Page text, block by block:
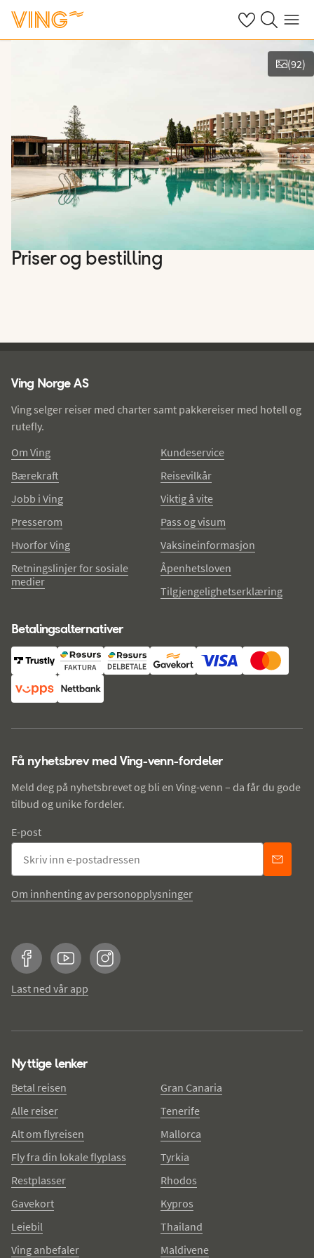
Se dine sparte
Søk påMeny
Vis bilder
(92)
Priser og bestilling
Ving Norge AS
Ving selger reiser med charter samt pakkereiser med hotell og
rutefly.
Om Ving
Bærekraft
Jobb i Ving
Presserom
Hvorfor Ving
Retningslinjer for sosiale
medier
Kundeservice
Reisevilkår
Viktig å vite
Pass og visum
Vaksineinformasjon
Åpenhetsloven
Tilgjengelighetserklæring
Betalingsalternativer
Få nyhetsbrev med Ving-venn-fordeler
Meld deg på nyhetsbrevet og bli en Ving-venn – da får du gode
tilbud og unike fordeler.
E-post
Om innhenting av personopplysninger
FacebookYouTubeInstagram
Last ned vår app
Nyttige lenker
Betal reisen
Alle reiser
Alt om flyreisen
Fly fra din lokale flyplass
Restplasser
Gavekort
Leiebil
Ving anbefaler
Gran Canaria
Tenerife
Mallorca
Tyrkia
Rhodos
Kypros
Thailand
Maldivene